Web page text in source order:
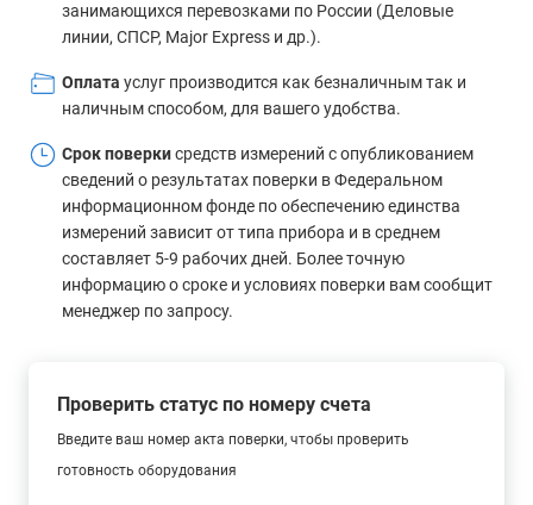
занимающихся перевозками по России (Деловые
линии, СПСР, Major Express и др.).
Оплата услуг производится как безналичным так и
наличным способом, для вашего удобства.
Срок поверкисредств измерений с опубликованием
сведений о результатах поверки в Федеральном
информационном фонде по обеспечению единства
измерений зависит от типа прибора и в среднем
составляет 5-9 рабочих дней. Более точную
информацию о сроке и условиях поверки вам сообщит
менеджер по запросу.
Проверить статус по номеру счета
Введите ваш номер акта поверки, чтобы проверить
готовность оборудования